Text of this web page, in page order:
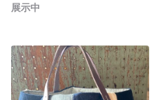
展示中